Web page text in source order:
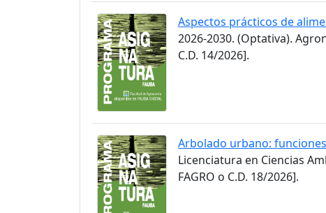
Aspectos prácticos de
2026-2030. (Optativa).
C.D. 14/2026].
Arbolado urbano:
Licenciatura en Ciencias
FAGRO o C.D. 18/2026].